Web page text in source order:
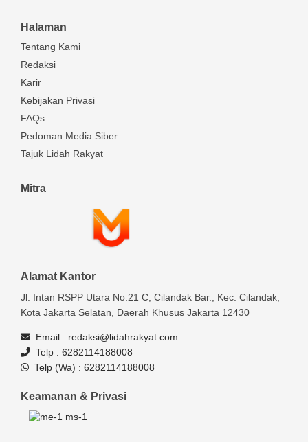
Halaman
Tentang Kami
Redaksi
Karir
Kebijakan Privasi
FAQs
Pedoman Media Siber
Tajuk Lidah Rakyat
Mitra
Alamat Kantor
Jl. Intan RSPP Utara No.21 C, Cilandak Bar., Kec. Cilandak,
Kota Jakarta Selatan, Daerah Khusus Jakarta 12430
Email : redaksi@lidahrakyat.com
Telp : 6282114188008
Telp (Wa) : 6282114188008
Keamanan & Privasi